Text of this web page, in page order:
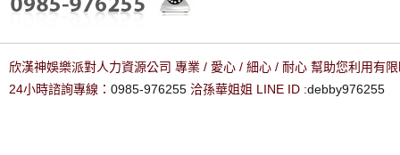
欣漢神娛樂派對人力資源公司 專業 / 愛心 / 細心 / 耐心 幫助您利用有
24小時諮詢專線： 0985-976255 洽孫華姐姐 LINE ID :debby976255